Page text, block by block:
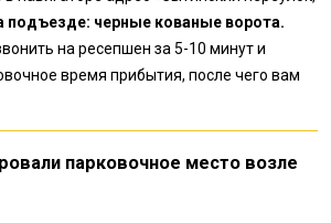
подъезде: черные кованые ворота.
на ресепшен за 5-10 минут и
время прибытия, после чего вам
парковочное место возле